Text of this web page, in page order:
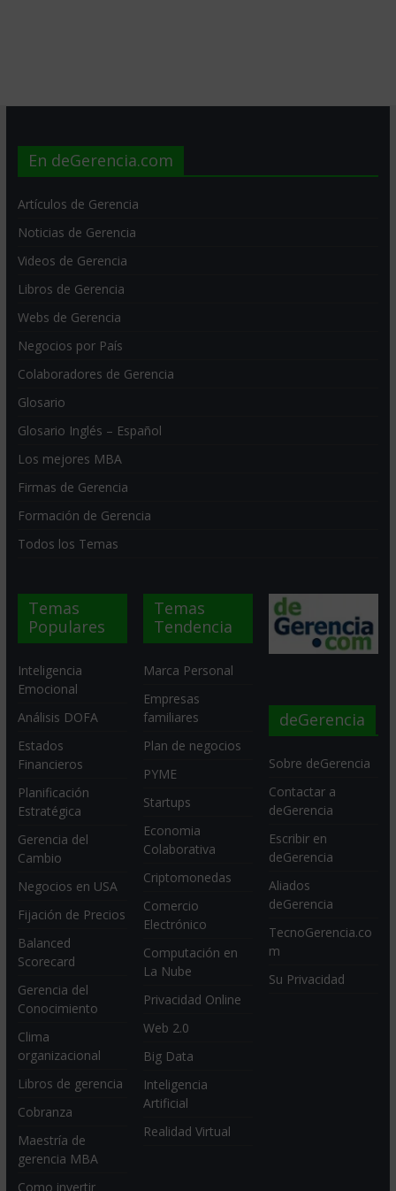
En deGerencia.com
Artículos de Gerencia
Noticias de Gerencia
Videos de Gerencia
Libros de Gerencia
Webs de Gerencia
Negocios por País
Colaboradores de Gerencia
Glosario
Glosario Inglés – Español
Los mejores MBA
Firmas de Gerencia
Formación de Gerencia
Todos los Temas
Temas
Populares
Inteligencia
Emocional
Análisis DOFA
Estados
Financieros
Planificación
Estratégica
Gerencia del
Cambio
Negocios en USA
Fijación de Precios
Balanced
Scorecard
Gerencia del
Conocimiento
Clima
organizacional
Libros de gerencia
Cobranza
Maestría de
gerencia MBA
Como invertir
Temas
Tendencia
Marca Personal
Empresas
familiares
Plan de negocios
PYME
Startups
Economia
Colaborativa
Criptomonedas
Comercio
Electrónico
Computación en
La Nube
Privacidad Online
Web 2.0
Big Data
Inteligencia
Artificial
Realidad Virtual
deGerencia
Sobre deGerencia
Contactar a
deGerencia
Escribir en
deGerencia
Aliados
deGerencia
TecnoGerencia.co
m
Su Privacidad